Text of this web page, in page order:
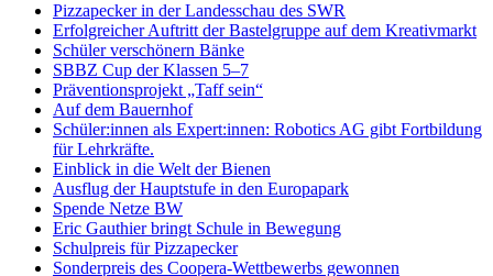
Pizzapecker in der Landesschau des SWR
Erfolgreicher Auftritt der Bastelgruppe auf dem Kreativmarkt
Schüler verschönern Bänke
SBBZ Cup der Klassen 5–7
Präventionsprojekt „Taff sein“
Auf dem Bauernhof
Schüler:innen als Expert:innen: Robotics AG gibt Fortbildung
für Lehrkräfte.
Einblick in die Welt der Bienen
Ausflug der Hauptstufe in den Europapark
Spende Netze BW
Eric Gauthier bringt Schule in Bewegung
Schulpreis für Pizzapecker
Sonderpreis des Coopera-Wettbewerbs gewonnen